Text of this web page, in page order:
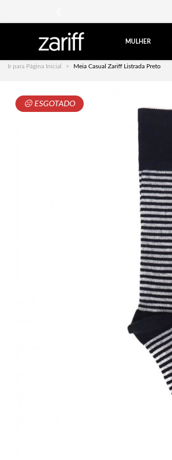
MULHER
Ir para Página Inicial Meia Casual Zariff Listrada Preto
☹ ESGOTADO